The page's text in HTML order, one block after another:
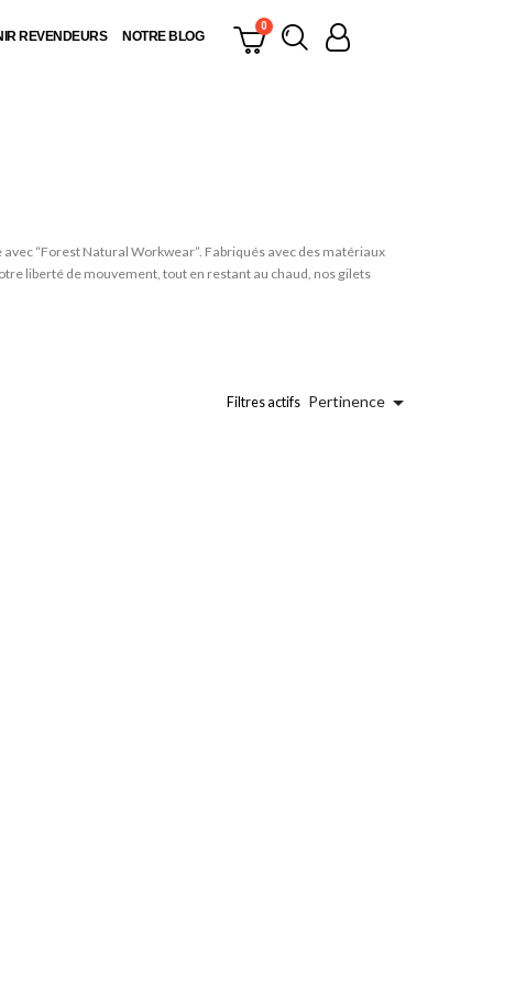
REVENDEURS NOTRE BLOG
“Forest Natural Workwear”. Fabriqués avec des matériaux
liberté de mouvement, tout en restant au chaud, nos gilets
Filtres actifs Pertinence 